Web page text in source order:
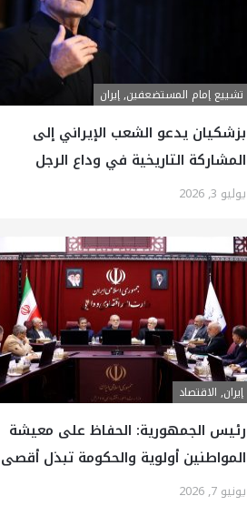
تشييع إمام المستضعفين,إيران
بزشكيان يدعو الشعب الإيراني إلى
المشاركة التاريخية في وداع الرجل
المخلص للإسلام والثورة
يوليو 3, 2026
إيران, الاقتصاد
رئيس الجمهورية: الحفاظ على معيشة
المواطنين أولوية والحكومة تبذل أقصى
جهودها
يونيو 7, 2026